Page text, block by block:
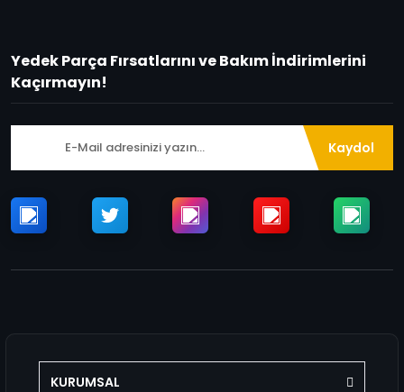
Yedek Parça Fırsatlarını ve Bakım İndirimlerini
Kaçırmayın!
Kaydol
KURUMSAL